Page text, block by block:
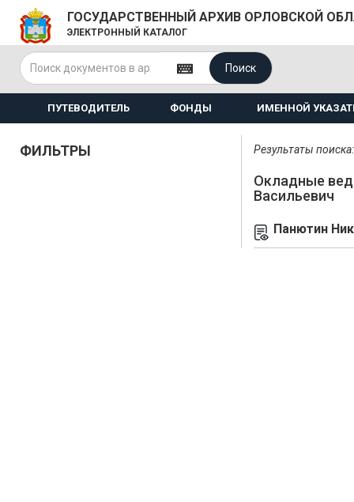
ГОСУДАРСТВЕННЫЙ АРХИВ ОРЛОВСКОЙ
ЭЛЕКТРОННЫЙ КАТАЛОГ
Поиск
ПУТЕВОДИТЕЛЬ ФОНДЫ ИМЕННОЙ
ФИЛЬТРЫ Результаты
Окладные
Васильевич
Панютин